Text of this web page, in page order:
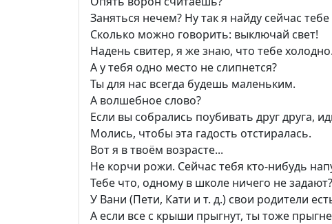
Заняться нечем? Ну так я найду сейчас тебе
Сколько можно говорить: выключай свет!
Надень свитер, я же знаю, что тебе холодно.
А у тебя одно место не слипнется?
Ты для нас всегда будешь маленьким.
А волшебное слово?
Если вы собрались поубивать друг друга,
Молись, чтобы эта гадость отстиралась.
Вот я в твоём возрасте...
Не корчи рожи. Сейчас тебя кто-нибудь
Тебе что, одному в школе ничего не задают?
У Вани (Пети, Кати и т. д.) свои родители
А если все с крыши прыгнут, ты тоже